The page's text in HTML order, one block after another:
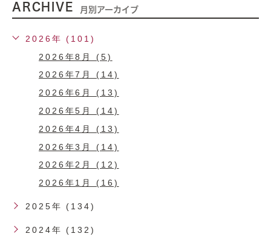
ARCHIVE 月別アーカイブ
2026年 (101)
2026年8月 (5)
2026年7月 (14)
2026年6月 (13)
2026年5月 (14)
2026年4月 (13)
2026年3月 (14)
2026年2月 (12)
2026年1月 (16)
2025年 (134)
2024年 (132)